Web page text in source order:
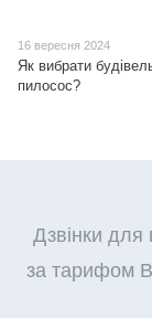
16 вересня 2024
Як вибрати
пилосос?
Дзвінки
за тарифом